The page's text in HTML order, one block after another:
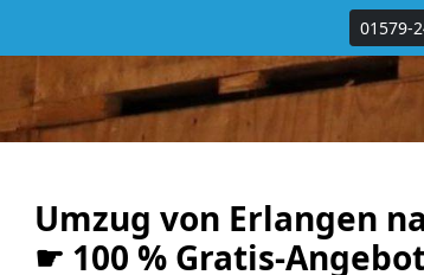
01579-
Umzug von Erlangen
☛ 100 % Gratis-